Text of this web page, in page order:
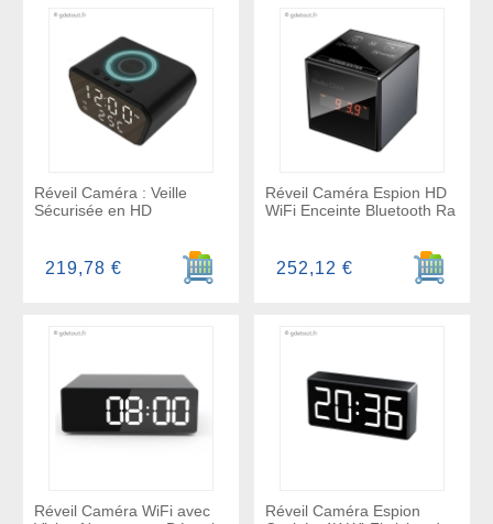
Réveil Caméra : Veille
Sécurisée en HD
Ajouter au panier
219,78 €
Réveil Caméra Espion HD
WiFi Enceinte Bluetooth Ra
Ajouter
252,12 €
Réveil Caméra WiFi avec
Réveil Caméra Espion